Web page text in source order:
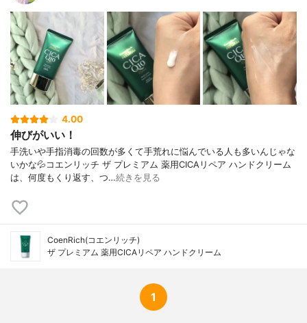
4.00
伸びがいい！
手洗いや手指消毒の回数が多くて手荒れに悩んでいる人も多いんじゃな
いかな💦コエンリッチ ザ プレミアム 薬用CICAリペア ハンドクリーム
は、何度もくり返す、つ…続きを見る
CoenRich(コエンリッチ)
ザ プレミアム 薬用CICAリペア ハンドクリーム
1